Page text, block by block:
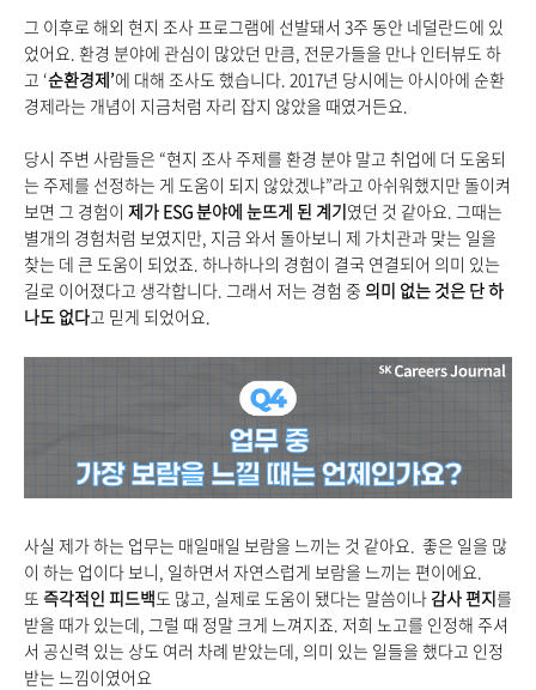
그 이후로 해외 현지 조사 프로그램에 선발돼서 3주 동안 네덜란드에 있
었어요. 환경 분야에 관심이 많았던 만큼, 전문가들을 만나 인터뷰도 하
고 ‘순환경제’에 대해 조사도 했습니다. 2017년 당시에는 아시아에 순환
경제라는 개념이 지금처럼 자리 잡지 않았을 때였거든요.
당시 주변 사람들은 “현지 조사 주제를 환경 분야 말고 취업에 더 도움되
는 주제를 선정하는 게 도움이 되지 않았겠냐”라고 아쉬워했지만 돌이켜
보면 그 경험이 제가 ESG 분야에 눈뜨게 된 계기였던 것 같아요. 그때는
별개의 경험처럼 보였지만, 지금 와서 돌아보니 제 가치관과 맞는 일을
찾는 데 큰 도움이 되었죠. 하나하나의 경험이 결국 연결되어 의미 있는
길로 이어졌다고 생각합니다. 그래서 저는 경험 중 의미 없는 것은 단 하
나도 없다고 믿게 되었어요.
사실 제가 하는 업무는 매일매일 보람을 느끼는 것 같아요. 좋은 일을 많
이 하는 업이다 보니, 일하면서 자연스럽게 보람을 느끼는 편이에요.
또 즉각적인 피드백도 많고, 실제로 도움이 됐다는 말씀이나 감사 편지를
받을 때가 있는데, 그럴 때 정말 크게 느껴지죠. 저희 노고를 인정해 주셔
서 공신력 있는 상도 여러 차례 받았는데, 의미 있는 일들을 했다고 인정
받는 느낌이였어요